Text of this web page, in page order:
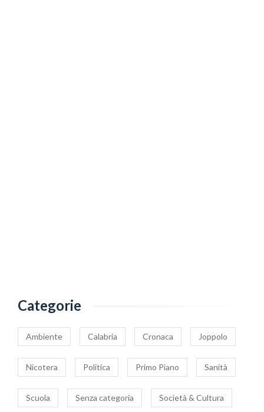
Categorie
Ambiente Calabria Cronaca Joppolo
Nicotera Politica Primo Piano Sanità
Scuola Senza categoria Società & Cultura